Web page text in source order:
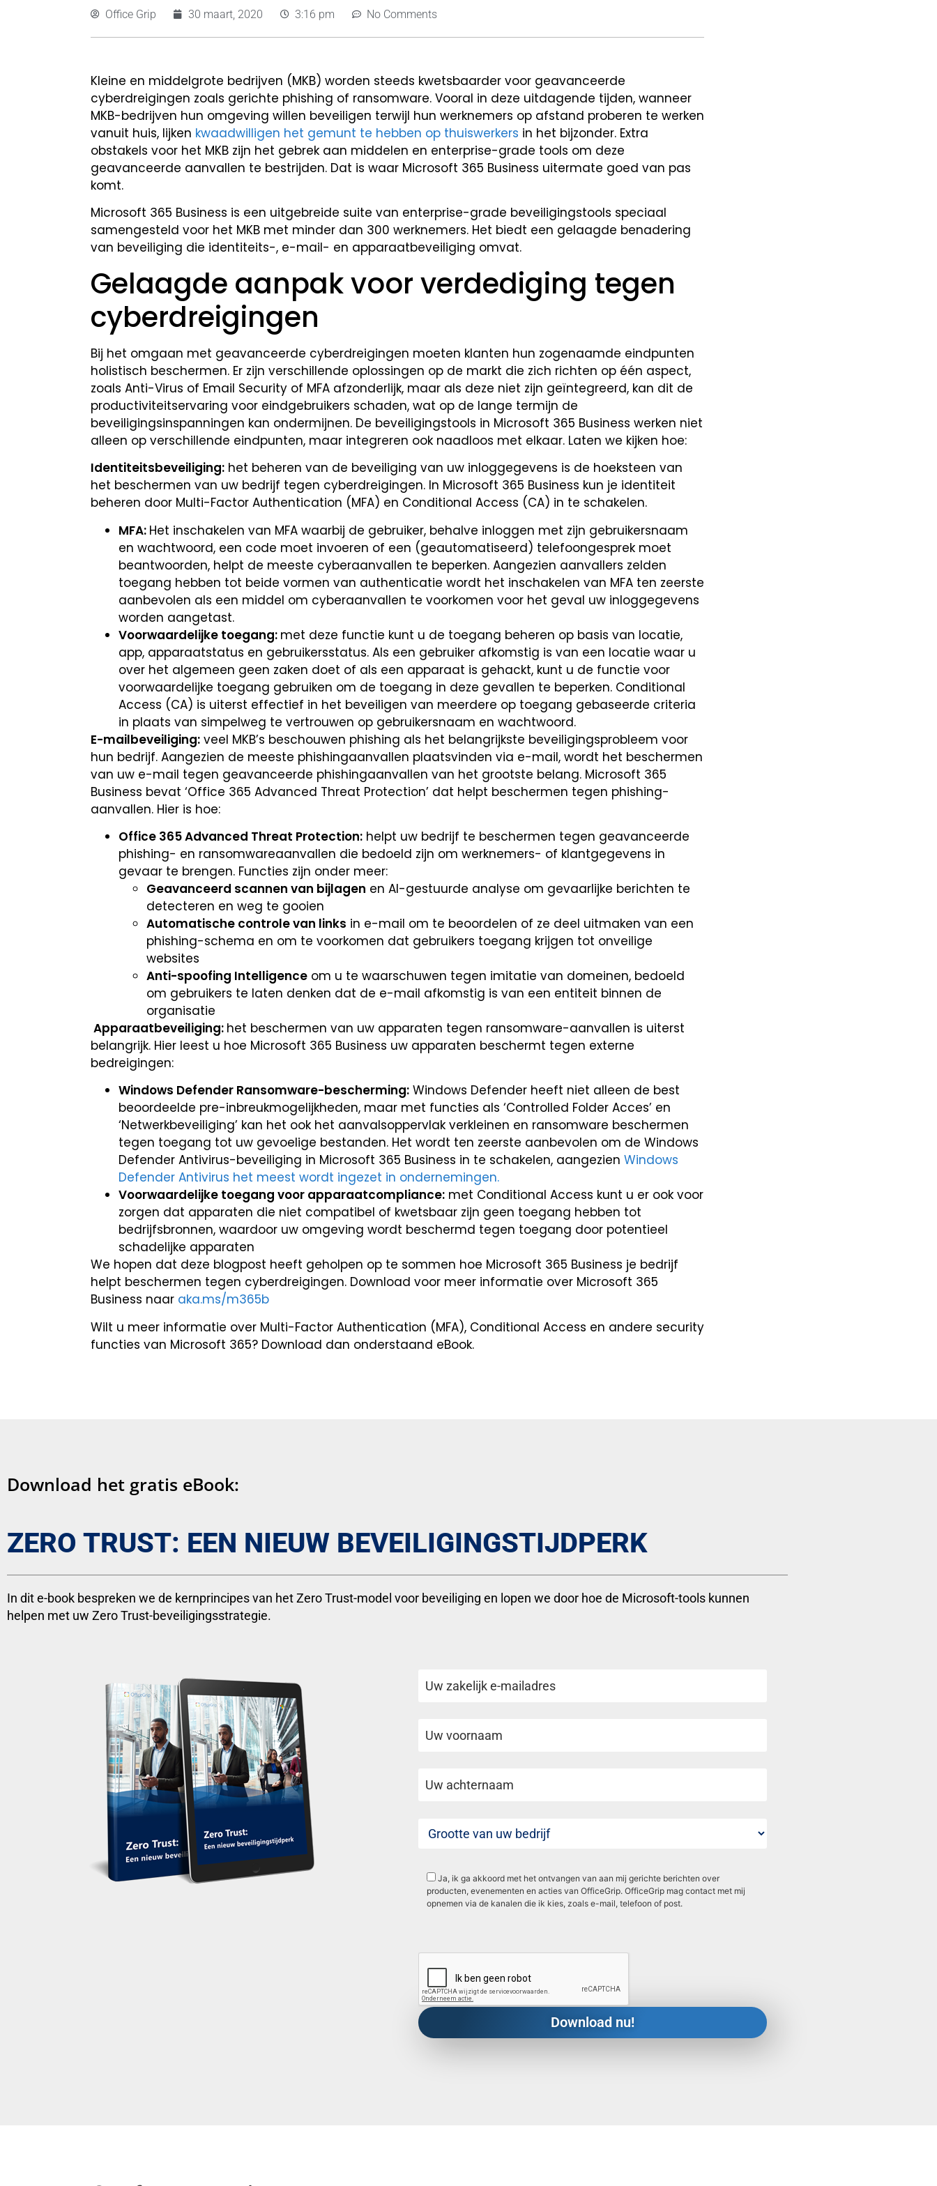
Office Grip 30 maart, 2020 3:16 pm No Comments
Kleine en middelgrote bedrijven (MKB) worden steeds kwetsbaarder voor geavanceerde
cyberdreigingen zoals gerichte phishing of ransomware. Vooral in deze uitdagende tijden, wanneer
MKB-bedrijven hun omgeving willen beveiligen terwijl hun werknemers op afstand proberen te werken
vanuit huis, lijken kwaadwilligen het gemunt te hebben op thuiswerkers in het bijzonder. Extra
obstakels voor het MKB zijn het gebrek aan middelen en enterprise-grade tools om deze
geavanceerde aanvallen te bestrijden. Dat is waar Microsoft 365 Business uitermate goed van pas
komt.
Microsoft 365 Business is een uitgebreide suite van enterprise-grade beveiligingstools speciaal
samengesteld voor het MKB met minder dan 300 werknemers. Het biedt een gelaagde benadering
van beveiliging die identiteits-, e-mail- en apparaatbeveiliging omvat.
Gelaagde aanpak voor verdediging tegen
cyberdreigingen
Bij het omgaan met geavanceerde cyberdreigingen moeten klanten hun zogenaamde eindpunten
holistisch beschermen. Er zijn verschillende oplossingen op de markt die zich richten op één aspect,
zoals Anti-Virus of Email Security of MFA afzonderlijk, maar als deze niet zijn geïntegreerd, kan dit de
productiviteitservaring voor eindgebruikers schaden, wat op de lange termijn de
beveiligingsinspanningen kan ondermijnen. De beveiligingstools in Microsoft 365 Business werken niet
alleen op verschillende eindpunten, maar integreren ook naadloos met elkaar. Laten we kijken hoe:
Identiteitsbeveiliging: het beheren van de beveiliging van uw inloggegevens is de hoeksteen van
het beschermen van uw bedrijf tegen cyberdreigingen. In Microsoft 365 Business kun je identiteit
beheren door Multi-Factor Authentication (MFA) en Conditional Access (CA) in te schakelen.
MFA: Het inschakelen van MFA waarbij de gebruiker, behalve inloggen met zijn gebruikersnaam
en wachtwoord, een code moet invoeren of een (geautomatiseerd) telefoongesprek moet
beantwoorden, helpt de meeste cyberaanvallen te beperken. Aangezien aanvallers zelden
toegang hebben tot beide vormen van authenticatie wordt het inschakelen van MFA ten zeerste
aanbevolen als een middel om cyberaanvallen te voorkomen voor het geval uw inloggegevens
worden aangetast.
Voorwaardelijke toegang: met deze functie kunt u de toegang beheren op basis van locatie,
app, apparaatstatus en gebruikersstatus. Als een gebruiker afkomstig is van een locatie waar u
over het algemeen geen zaken doet of als een apparaat is gehackt, kunt u de functie voor
voorwaardelijke toegang gebruiken om de toegang in deze gevallen te beperken. Conditional
Access (CA) is uiterst effectief in het beveiligen van meerdere op toegang gebaseerde criteria
in plaats van simpelweg te vertrouwen op gebruikersnaam en wachtwoord.
E-mailbeveiliging: veel MKB’s beschouwen phishing als het belangrijkste beveiligingsprobleem voor
hun bedrijf. Aangezien de meeste phishingaanvallen plaatsvinden via e-mail, wordt het beschermen
van uw e-mail tegen geavanceerde phishingaanvallen van het grootste belang. Microsoft 365
Business bevat ‘Office 365 Advanced Threat Protection’ dat helpt beschermen tegen phishing-
aanvallen. Hier is hoe:
Office 365 Advanced Threat Protection: helpt uw bedrijf te beschermen tegen geavanceerde
phishing- en ransomwareaanvallen die bedoeld zijn om werknemers- of klantgegevens in
gevaar te brengen. Functies zijn onder meer:
Geavanceerd scannen van bijlagen en AI-gestuurde analyse om gevaarlijke berichten te
detecteren en weg te gooien
Automatische controle van links in e-mail om te beoordelen of ze deel uitmaken van een
phishing-schema en om te voorkomen dat gebruikers toegang krijgen tot onveilige
websites
Anti-spoofing Intelligence om u te waarschuwen tegen imitatie van domeinen, bedoeld
om gebruikers te laten denken dat de e-mail afkomstig is van een entiteit binnen de
organisatie
Apparaatbeveiliging: het beschermen van uw apparaten tegen ransomware-aanvallen is uiterst
belangrijk. Hier leest u hoe Microsoft 365 Business uw apparaten beschermt tegen externe
bedreigingen:
Windows Defender Ransomware-bescherming: Windows Defender heeft niet alleen de best
beoordeelde pre-inbreukmogelijkheden, maar met functies als ‘Controlled Folder Acces’ en
‘Netwerkbeveiliging’ kan het ook het aanvalsoppervlak verkleinen en ransomware beschermen
tegen toegang tot uw gevoelige bestanden. Het wordt ten zeerste aanbevolen om de Windows
Defender Antivirus-beveiliging in Microsoft 365 Business in te schakelen, aangezien Windows
Defender Antivirus het meest wordt ingezet in ondernemingen.
Voorwaardelijke toegang voor apparaatcompliance: met Conditional Access kunt u er ook voor
zorgen dat apparaten die niet compatibel of kwetsbaar zijn geen toegang hebben tot
bedrijfsbronnen, waardoor uw omgeving wordt beschermd tegen toegang door potentieel
schadelijke apparaten
We hopen dat deze blogpost heeft geholpen op te sommen hoe Microsoft 365 Business je bedrijf
helpt beschermen tegen cyberdreigingen. Download voor meer informatie over Microsoft 365
Business naar aka.ms/m365b
Wilt u meer informatie over Multi-Factor Authentication (MFA), Conditional Access en andere security
functies van Microsoft 365? Download dan onderstaand eBook.
Download het gratis eBook:
ZERO TRUST: EEN NIEUW BEVEILIGINGSTIJDPERK
In dit e-book bespreken we de kernprincipes van het Zero Trust-model voor beveiliging en lopen we door hoe de Microsoft-tools kunnen
helpen met uw Zero Trust-beveiligingsstrategie.
Ja, ik ga akkoord met het ontvangen van aan mij gerichte berichten over
producten, evenementen en acties van OfficeGrip. OfficeGrip mag contact met mij
opnemen via de kanalen die ik kies, zoals e-mail, telefoon of post.